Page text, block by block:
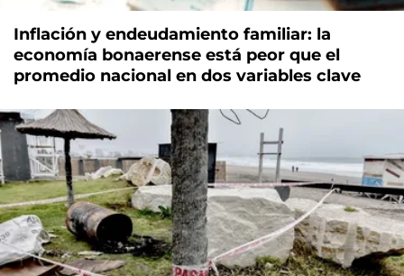
Inflación y endeudamiento familiar: la
economía bonaerense está peor que el
promedio nacional en dos variables clave